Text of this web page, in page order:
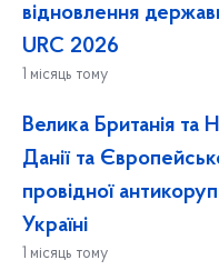
відновлення
URC 2026
1 місяць тому
Велика Британія та
Данії та
провідної
Україні
1 місяць тому